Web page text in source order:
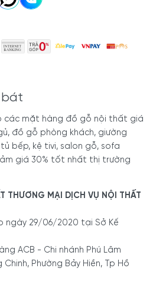
bát
các mặt hàng đồ gỗ nội thất giá
đồ gỗ phòng khách, giường
bếp, kệ tivi, salon gỗ, sofa
giá 30% tốt nhất thị trường
THƯƠNG MẠI DỊCH VỤ NỘI THẤT
ngày 29/06/2020 tại Sở Kế
ACB - Chi nhánh Phú Lâm
Chinh, Phường Bảy Hiền, Tp Hồ